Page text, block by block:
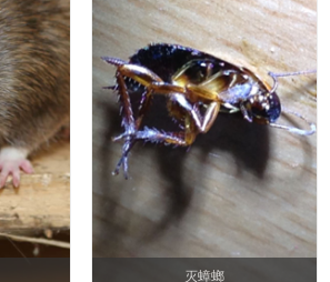
灭蟑螂